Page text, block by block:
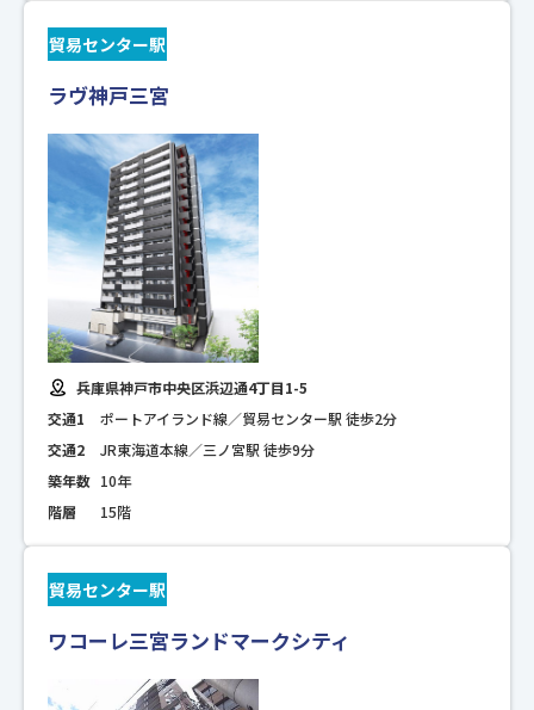
貿易センター駅
ラヴ神戸三宮
兵庫県神戸市中央区浜辺通4丁目1-5
交通1
ポートアイランド線／貿易センター駅 徒歩2分
交通2
JR東海道本線／三ノ宮駅 徒歩9分
築年数 10年
階層
15階
貿易センター駅
ワコーレ三宮ランドマークシティ